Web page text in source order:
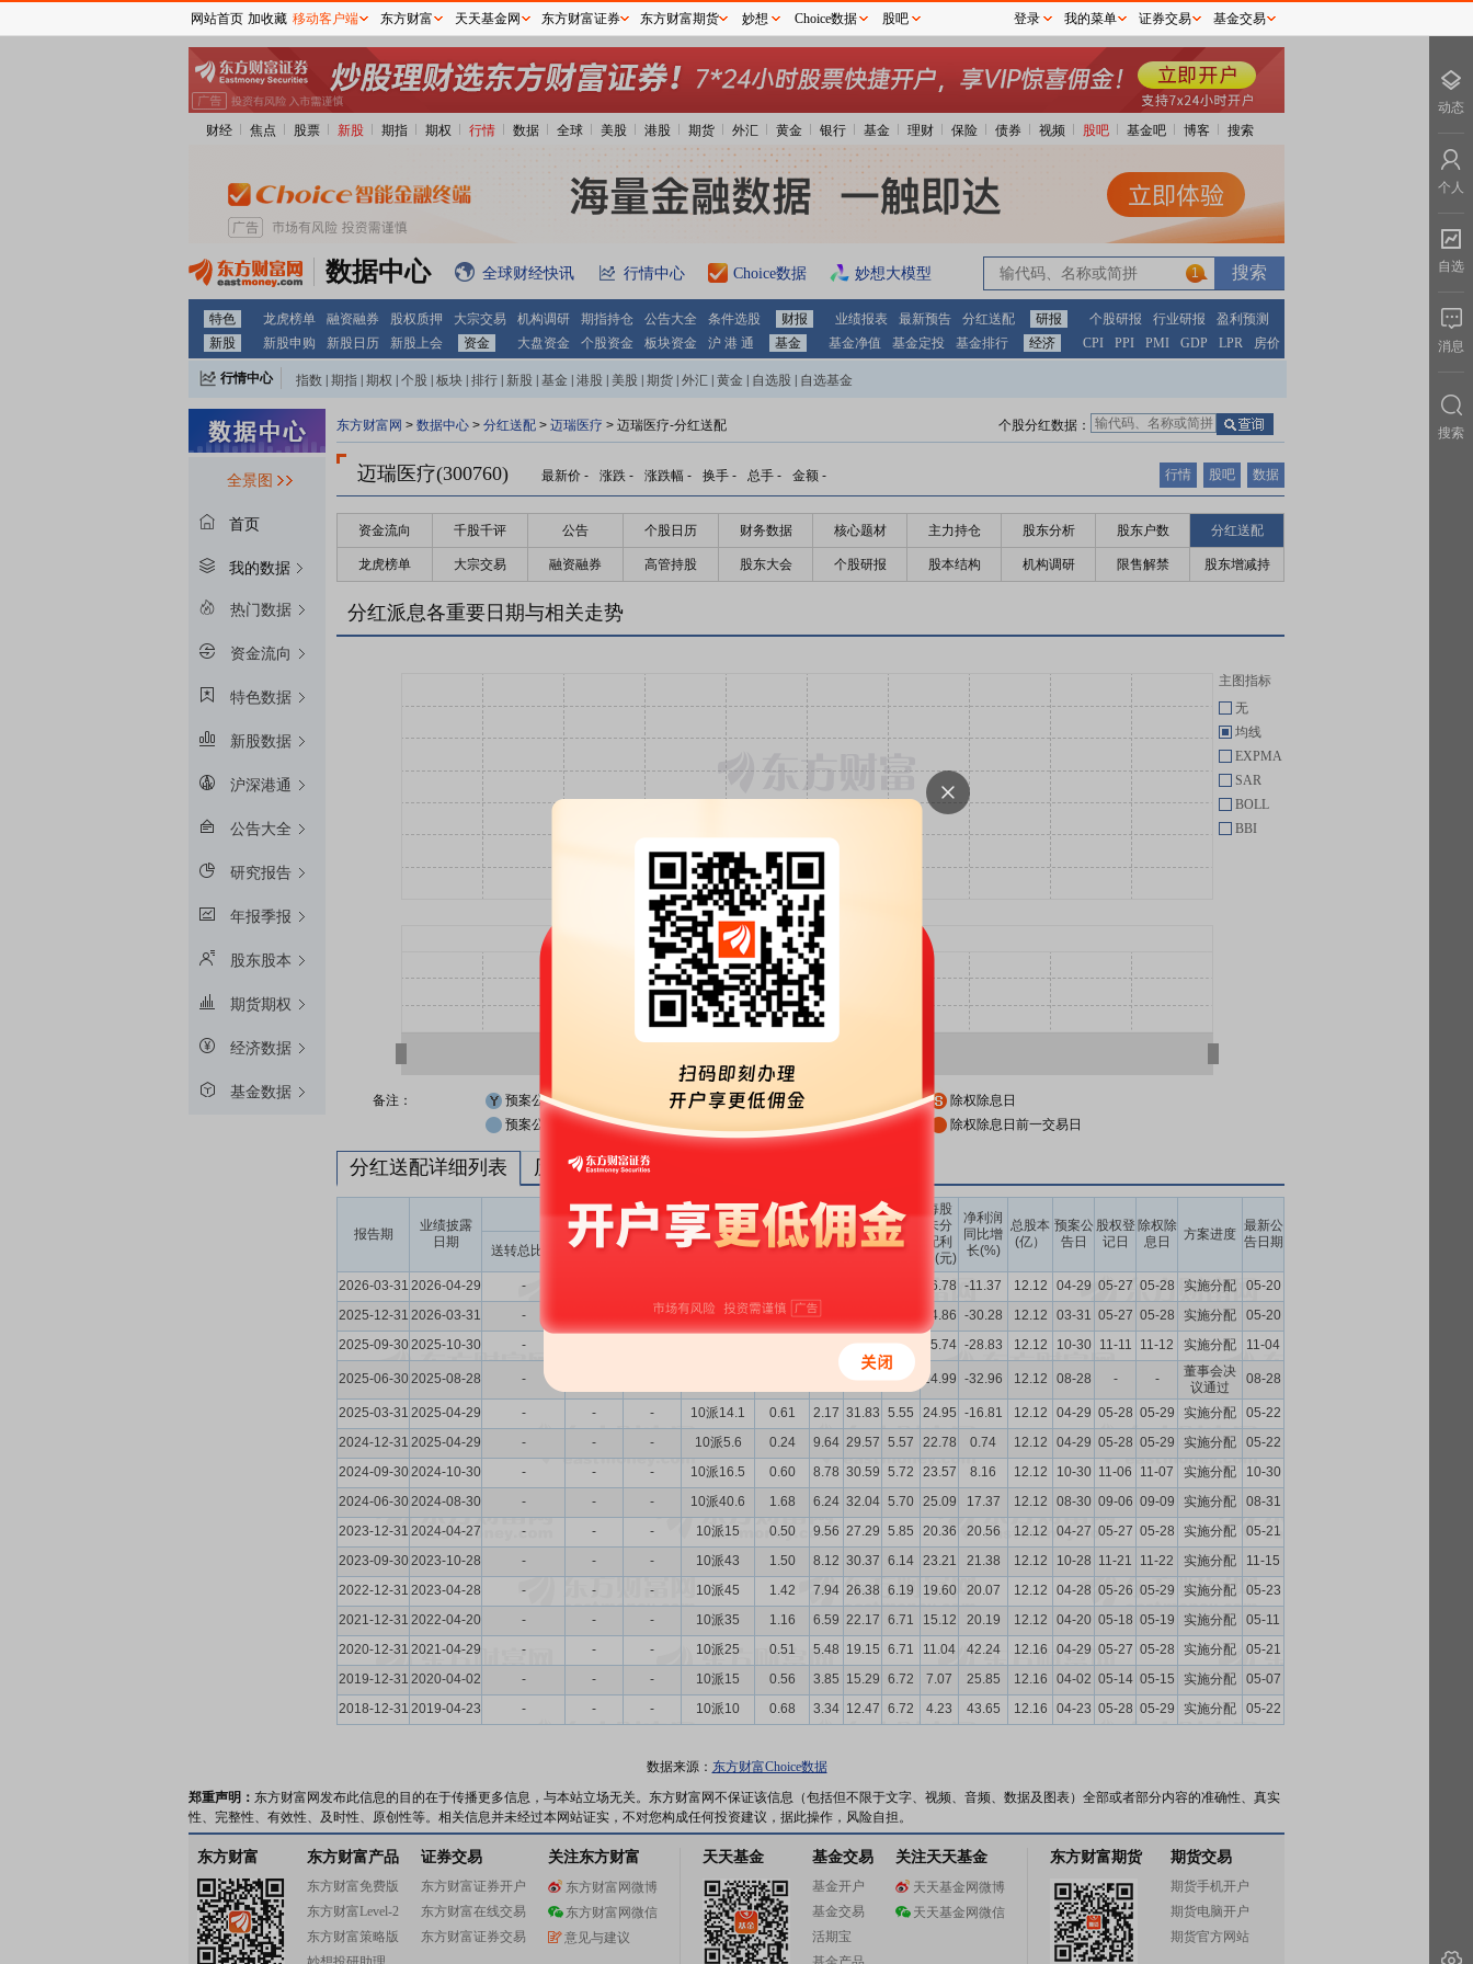
财经 焦点 股票 新股 期指 期权 行情 数据 全球 美股 港股 期货 外汇 黄金 银行 基金 理财 保险 债券 视频 股吧 基金吧 博客 搜索
数据中心 全球财经快讯 行情中心 Choice数据 妙想大模型 1
特色 龙虎榜单 融资融券 股权质押 大宗交易 机构调研 期指持仓 公告大全 条件选股 财报 业绩报表 最新预告 分红送配 研报 个股研报 行业研报
盈利预测
新股
新股申购 新股日历 新股上会 资金 大盘资金 个股资金 板块资金 沪 港 通 基金 基金净值 基金定投 基金排行 经济 CPI PPI PMI GDP LPR 房价
行情中心 指数 期指 期权 个股 板块 排行 新股 基金 港股 美股 期货 外汇 黄金 自选股 自选基金
全景图
首页
我的数据
热门数据
资金流向
特色数据
新股数据
沪深港通
公告大全
研究报告
年报季报
股东股本
期货期权
经济数据
基金数据
东方财富网 > 数据中心 > 分红送配 > 迈瑞医疗 > 迈瑞医疗-分红送配 个股分红数据：
迈瑞医疗(300760) 最新价 - 涨跌 - 涨跌幅 - 换手 - 总手 - 金额 - 行情 股吧 数据
资金流向 千股千评 公告 个股日历 财务数据 核心题材 主力持仓 股东分析 股东户数 分红送配
龙虎榜单 大宗交易 融资融券 高管持股 股东大会 个股研报 股本结构 机构调研 限售解禁 股东增减持
分红派息各重要日期与相关走势
主图指标
无
均线
EXPMA
SAR
BOLL
BBI
备注： 预案公布日 股权登记日
除权除息日
预案公布日前一交易日
股权登记日前一交易日 除权除息日前一交易日
分红送配详细列表 历次分红派息与涨跌幅表现
报告期
业绩披露
日期
送转股份 现金分红
每股
收益
(元)
每股
净资
产(元)
每股
公积
金(元)
每股
未分
配利
润(元)
净利润
同比增
长(%)
总股本
(亿）
预案公
告日
股权登
记日
除权除
息日
方案进度
最新公
告日期
送转总比例 送股比例 转股比例 现金分红比
股息率
2026-03-31 2026-04-29 - 26.78 -11.37 12.12 04-29 05-27 05-28 实施分配
05-20
2025-12-31 2026-03-31 - 10派3.1 0.20 6.71 24.86 -30.28 12.12 03-31 05-27 05-28 实施分配
05-20
2025-09-302025-10-30 - 32.41 5.03 25.74 -28.83 12.12 10-30 11-11 11-12 实施分配 11-04
2025-06-302025-08-28 - 32.20 5.51 24.99 -32.96 12.12 08-28 - -
董事会决
议通过
08-28
2025-03-31 2025-04-29 - - - 10派14.1 0.61 2.17 31.83 5.55 24.95 -16.81 12.12 04-29 05-28 05-29 实施分配
05-22
2024-12-31 2025-04-29 - - - 10派5.6 0.24 9.64 29.57 5.57 22.78 0.74 12.12 04-29 05-28 05-29 实施分配
05-22
2024-09-302024-10-30 - - - 10派16.5 0.60 8.78 30.59 5.72 23.57 8.16 12.12 10-30 11-06 11-07 实施分配
10-30
2024-06-302024-08-30 - - - 10派40.6 1.68 6.24 32.04 5.70 25.09 17.37 12.12 08-30 09-06 09-09 实施分配
08-31
2023-12-31 2024-04-27 - - - 10派15 0.50 9.56 27.29 5.85 20.36 20.56 12.12 04-27 05-27 05-28 实施分配
05-21
2023-09-302023-10-28 - - - 10派43 1.50 8.12 30.37 6.14 23.21 21.38 12.12 10-28 11-21 11-22 实施分配
11-15
2022-12-31 2023-04-28 - - - 10派45 1.42 7.94 26.38 6.19 19.60 20.07 12.12 04-28 05-26 05-29 实施分配
05-23
2021-12-31 2022-04-20 - - - 10派35 1.16 6.59 22.17 6.71 15.12 20.19 12.12 04-20 05-18 05-19 实施分配
05-11
2020-12-31 2021-04-29 - - - 10派25 0.51 5.48 19.15 6.71 11.04 42.24 12.16 04-29 05-27 05-28 实施分配
05-21
2019-12-31 2020-04-02 - - - 10派15 0.56 3.85 15.29 6.72 7.07 25.85 12.16 04-02 05-14 05-15 实施分配
05-07
2018-12-31 2019-04-23 - - - 10派10 0.68 3.34 12.47 6.72 4.23 43.65 12.16 04-23 05-28 05-29 实施分配 05-22
数据来源： 东方财富Choice数据
郑重声明： 东方财富网发布此信息的目的在于传播更多信息，与本站立场无关。东方财富网不保证该信息（包括但不限于文字、视频、音频、数据及图表）全部或者部分内容的准确性、真实
性、完整性、有效性、及时性、原创性等。相关信息并未经过本网站证实，不对您构成任何投资建议，据此操作，风险自担。
东方财富 东方财富产品
东方财富免费版
东方财富Level-2
东方财富策略版
证券交易
东方财富证券开户
东方财富在线交易
东方财富证券交易
关注东方财富
东方财富网微博
东方财富网微信
意见与建议
天天基金 基金交易
基金开户
基金交易
活期宝
关注天天基金
天天基金网微博
天天基金网微信
东方财富期货 期货交易
期货手机开户
期货电脑开户
期货官方网站
网站首页 加收藏 移动客户端 东方财富 天天基金网 东方财富证券 东方财富期货 妙想 Choice数据 股吧 登录 我的菜单 证券交易 基金交易
动态
个人
自选
消息
搜索